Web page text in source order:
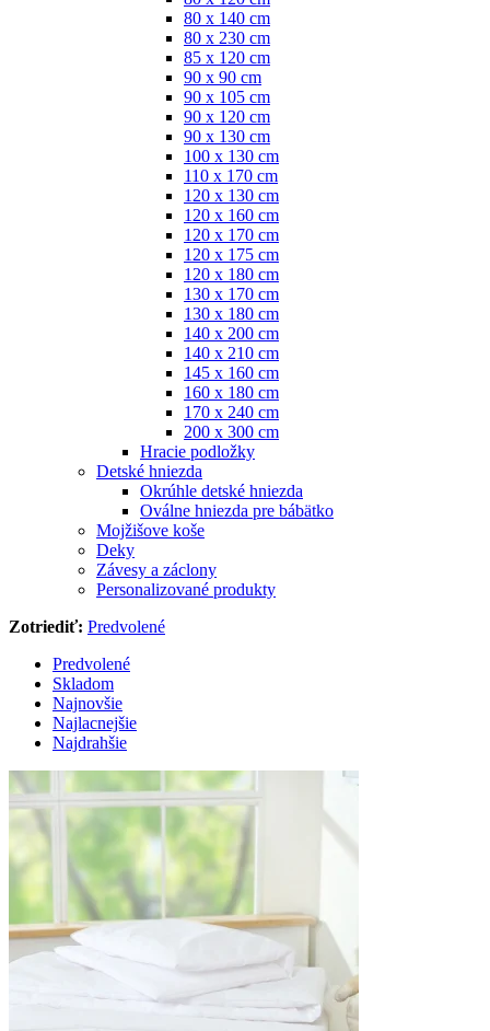
80 x 140 cm
80 x 230 cm
85 x 120 cm
90 x 90 cm
90 x 105 cm
90 x 120 cm
90 x 130 cm
100 x 130 cm
110 x 170 cm
120 x 130 cm
120 x 160 cm
120 x 170 cm
120 x 175 cm
120 x 180 cm
130 x 170 cm
130 x 180 cm
140 x 200 cm
140 x 210 cm
145 x 160 cm
160 x 180 cm
170 x 240 cm
200 x 300 cm
Hracie podložky
Detské hniezda
Okrúhle detské hniezda
Oválne hniezda pre bábätko
Mojžišove koše
Deky
Závesy a záclony
Personalizované produkty
Zotriediť: Predvolené
Predvolené
Skladom
Najnovšie
Najlacnejšie
Najdrahšie